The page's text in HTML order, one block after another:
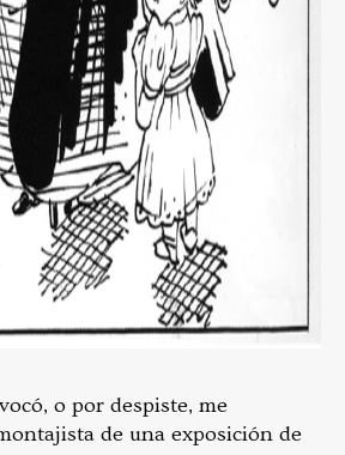
o por despiste, me
de una exposición de